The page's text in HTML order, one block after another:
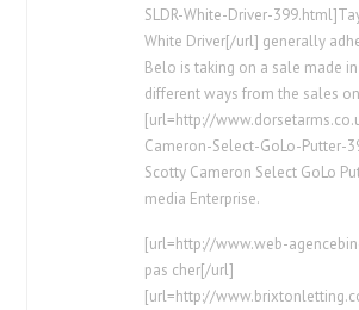
SLDR-White-Driver-
White Driver[/url] generally
Belo is taking on a sale made
different ways from the sales on
[url=http://
Cameron-Select-GoLo-Putter-
Scotty Cameron Select GoLo
media Enterprise.
[url=http://www.web-
pas cher[/url]
[url=http://